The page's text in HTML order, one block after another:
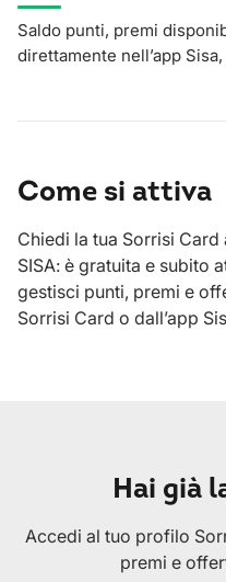
Saldo punti, premi
direttamente nell’app
Come si attiva
Chiedi la tua Sorrisi
SISA: è gratuita e subito
gestisci punti, premi e
Sorrisi Card o dall’app
Hai già
Accedi al tuo profilo
premi e